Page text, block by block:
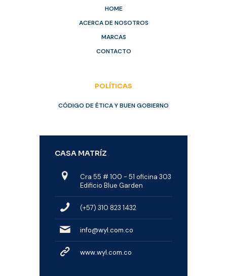
HOME
ACERCA DE NOSOTROS
MARCAS
CONTACTO
POLÍTICAS
CÓDIGO DE ÉTICA Y BUEN GOBIERNO
CASA MATRÍZ
Cra 55 # 100 - 51 oficina 303
Edificio Blue Garden
(+57) 310 823 1432
info@wyl.com.co
www.wyl.com.co